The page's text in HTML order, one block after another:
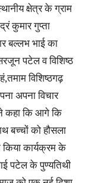
क्षेत्र के ग्राम
कुमार गुप्ता
बल्लभ भाई का
पटेल व विशिष्ठ
विशिष्ठगढ़
अपना विचार
ने कहा कि आगे कि
बच्चों को हौसला
कार्यक्रम के
पटेल के पुण्यतिथी